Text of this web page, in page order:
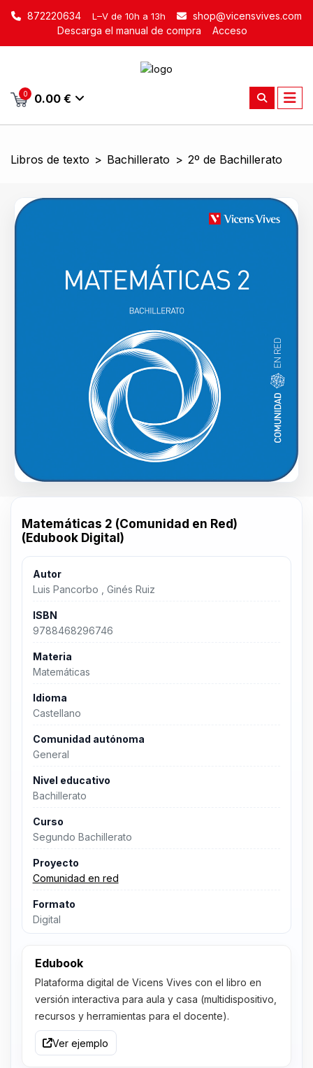
872220634 L–V de 10h a 13h
shop@vicensvives.com
Descarga el manual de compra
Acceso
0 0.00 €
Libros de texto > Bachillerato > 2º de Bachillerato
Matemáticas 2 (Comunidad en Red)
(Edubook Digital)
Autor
Luis Pancorbo , Ginés Ruiz
ISBN
9788468296746
Materia
Matemáticas
Idioma
Castellano
Comunidad autónoma
General
Nivel educativo
Bachillerato
Curso
Segundo Bachillerato
Proyecto
Comunidad en red
Formato
Digital
Edubook
Plataforma digital de Vicens Vives con el libro en
versión interactiva para aula y casa (multidispositivo,
recursos y herramientas para el docente).
Ver ejemplo